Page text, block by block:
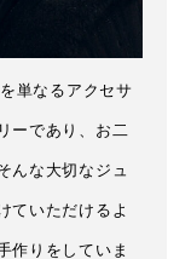
単なるアクセサ
ーであり 、お二
んな大切なジュ
ていただけるよ
作りをしていま